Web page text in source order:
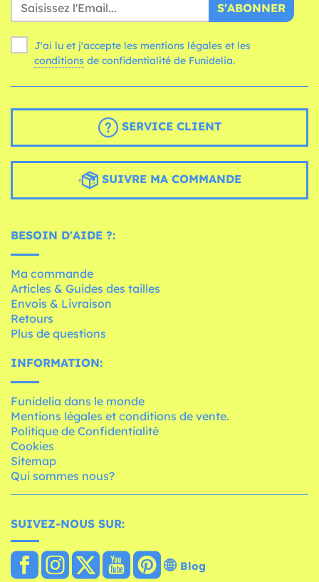
S'ABONNER
J'ai lu et j'accepte les mentions légales et les
conditions de confidentialité de Funidelia.
SERVICE CLIENT
SUIVRE MA COMMANDE
BESOIN D'AIDE ?:
Ma commande
Articles & Guides des tailles
Envois & Livraison
Retours
Plus de questions
INFORMATION:
Funidelia dans le monde
Mentions légales et conditions de vente.
Politique de Confidentialité
Cookies
Sitemap
Qui sommes nous?
SUIVEZ-NOUS SUR:
Blog